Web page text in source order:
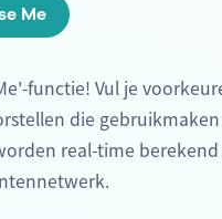
Me
functie! Vul je
die
real-time